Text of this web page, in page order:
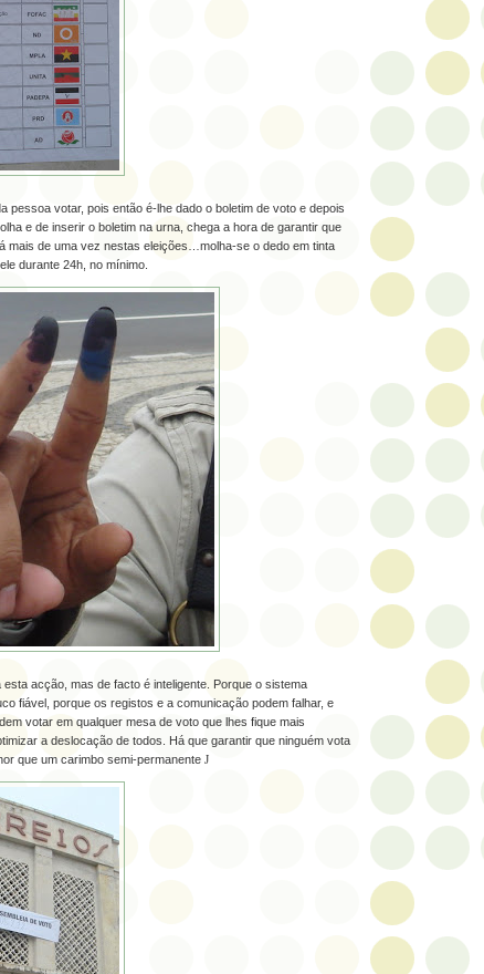
pessoa votar, pois então é-lhe dado o boletim de voto e depois
e de inserir o boletim na urna, chega a hora de garantir que
mais de uma vez nestas eleições…molha-se o dedo em tinta
durante 24h, no mínimo.
esta acção, mas de facto é inteligente. Porque o sistema
fiável, porque os registos e a comunicação podem falhar, e
votar em qualquer mesa de voto que lhes fique mais
a deslocação de todos. Há que garantir que ninguém vota
que um carimbo semi-permanente J